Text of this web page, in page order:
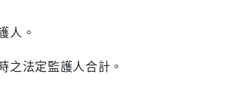
人。
之法定監護人合計。